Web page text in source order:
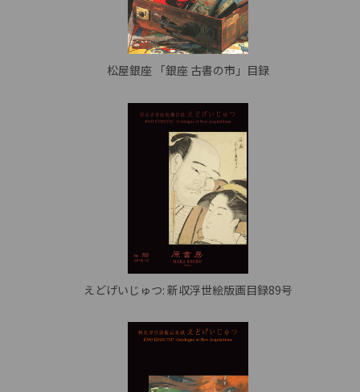
松屋銀座 「銀座 古書の市」目録
えどげいじゅつ: 新収浮世絵版画目録89号